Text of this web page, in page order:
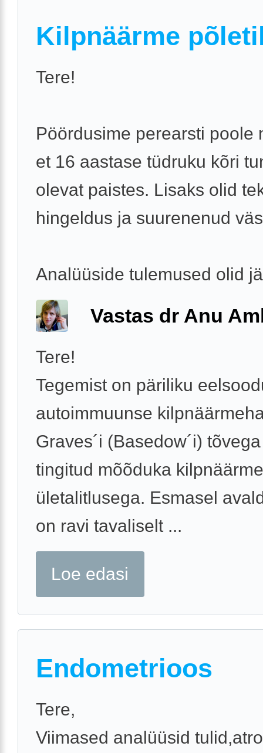
Kilpnäärme
Tere!
Pöördusime perearsti poole
et 16 aastase tüdruku kõri
olevat paistes. Lisaks olid
hingeldus ja suurenenud
Analüüside tulemused olid
Vastas dr Anu
Tere!
Tegemist on päriliku
autoimmuunse
Graves´i (Basedow´i)
tingitud mõõduka kilpnäärme
ületalitlusega. Esmasel
on ravi tavaliselt ...
Loe edasi
Endometrioos
Tere,
Viimased analüüsid